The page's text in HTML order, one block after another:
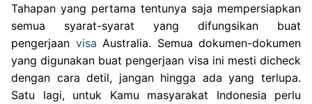
Tahapan yang pertama tentunya saja mempersiapkan
semua syarat-syarat yang difungsikan buat
pengerjaan visa Australia. Semua dokumen-dokumen
yang digunakan buat pengerjaan visa ini mesti dicheck
dengan cara detil, jangan hingga ada yang terlupa.
Satu lagi, untuk Kamu masyarakat Indonesia perlu